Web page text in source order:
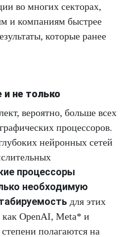
во многих секторах,
и компаниям быстрее
которые ранее
не только
вероятно, больше всех
процессоров.
нейронных сетей
процессоры
необходимую
для этих
как OpenAI, Meta* и
полагаются на